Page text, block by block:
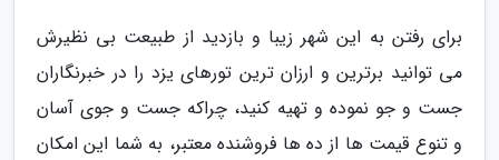
برای رفتن به این شهر زیبا و بازدید از طبیعت بی نظیرش
می توانید برترین و ارزان ترین تورهای یزد را در خبرنگاران
جست و جو نموده و تهیه کنید، چراکه جست و جوی آسان
و تنوع قیمت ها از ده ها فروشنده معتبر، به شما این امکان